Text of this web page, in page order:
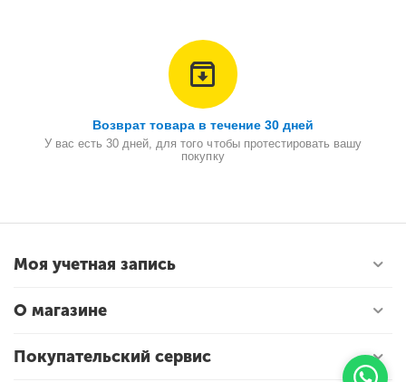
Возврат товара в течение 30 дней
У вас есть 30 дней, для того чтобы протестировать вашу
покупку
Моя учетная запись
О магазине
Покупательский сервис